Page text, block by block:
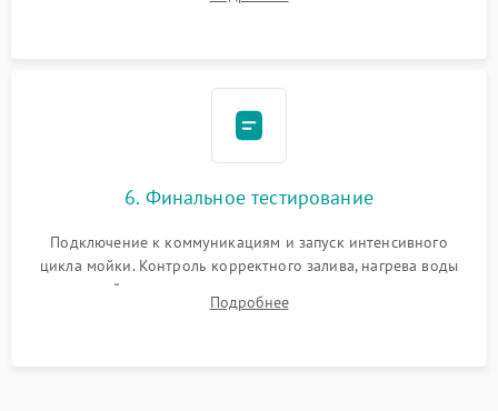
сборка корпуса и установка датчика поплавка.
6. Финальное тестирование
Подключение к коммуникациям и запуск интенсивного
цикла мойки. Контроль корректного залива, нагрева воды
до нужной температуры, отсутствия посторонних шумов,
штатного слива и абсолютной сухости в поддоне.
Подробнее